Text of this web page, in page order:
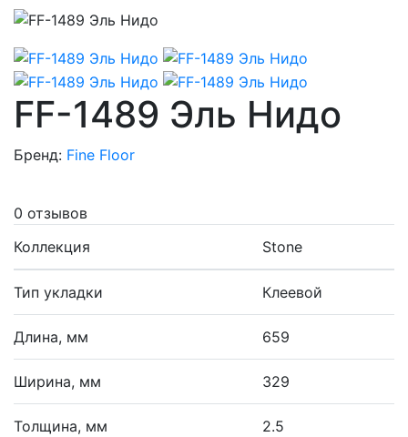
FF-1489 Эль Нидо
Бренд: Fine Floor
0 отзывов
Коллекция
Stone
Тип укладки Клеевой
Длина, мм 659
Ширина, мм 329
Толщина, мм 2.5